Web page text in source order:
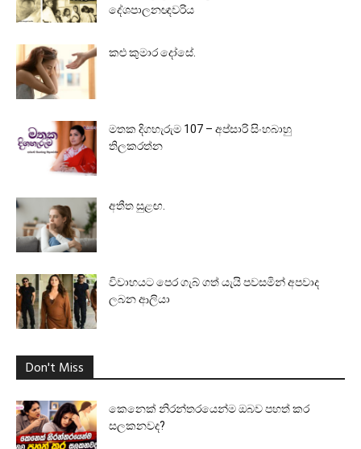
දේශපාලනඥවරිය
කළු කුමාර දෝසේ.
මතක දිගහැරුම 107 – අප්සාරි සිංහබාහු
තිලකරත්න
අතීත සුළඟ.
විවාහයට පෙර ගැබ් ගත් යැයි පවසමින් අපවාද
ලබන ආලියා
Don't Miss
කෙනෙක් නිරන්තරයෙන්ම ඔබව පහත් කර
සලකනවද?